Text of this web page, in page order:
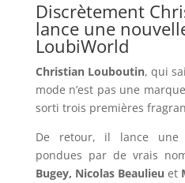
Discrètement
lance une
LoubiWorld
Christian Louboutin, qui
mode n’est pas une
sorti trois premières
De retour, il lance une
pondues par de vrais
Bugey, Nicolas Beaulieu et